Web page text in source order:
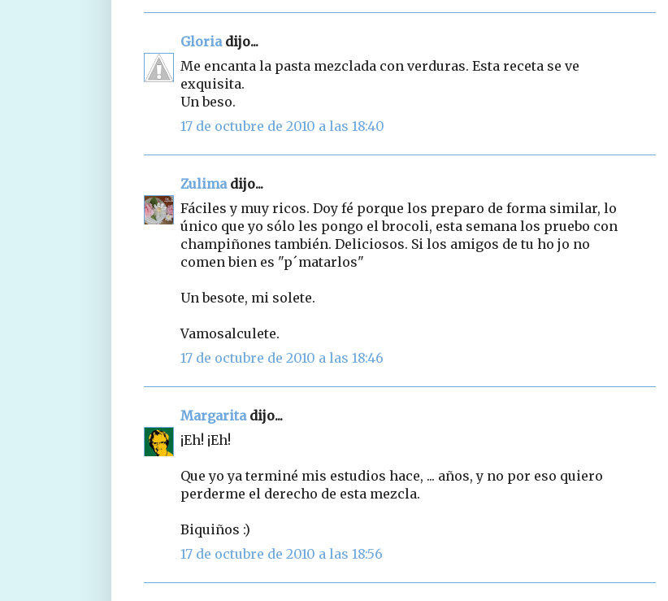
Gloriadijo...
Me encanta la pasta mezclada con verduras. Esta receta se ve
exquisita.
Un beso.
17 de octubre de 2010 a las 18:40
Zulimadijo...
Fáciles y muy ricos. Doy fé porque los preparo de forma similar, lo
único que yo sólo les pongo el brocoli, esta semana los pruebo con
champiñones también. Deliciosos. Si los amigos de tu ho jo no
comen bien es "p´matarlos"
Un besote, mi solete.
Vamosalculete.
17 de octubre de 2010 a las 18:46
Margaritadijo...
¡Eh! ¡Eh!
Que yo ya terminé mis estudios hace, ... años, y no por eso quiero
perderme el derecho de esta mezcla.
Biquiños :)
17 de octubre de 2010 a las 18:56